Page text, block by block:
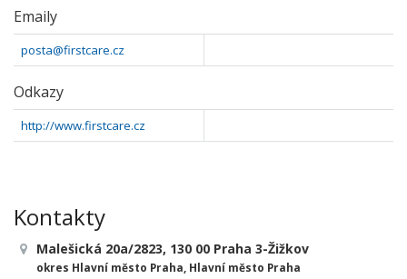
Emaily
posta@firstcare.cz
Odkazy
http://www.firstcare.cz
Kontakty
Malešická 20a/2823, 130 00 Praha 3-Žižkov
okres Hlavní město Praha, Hlavní město Praha